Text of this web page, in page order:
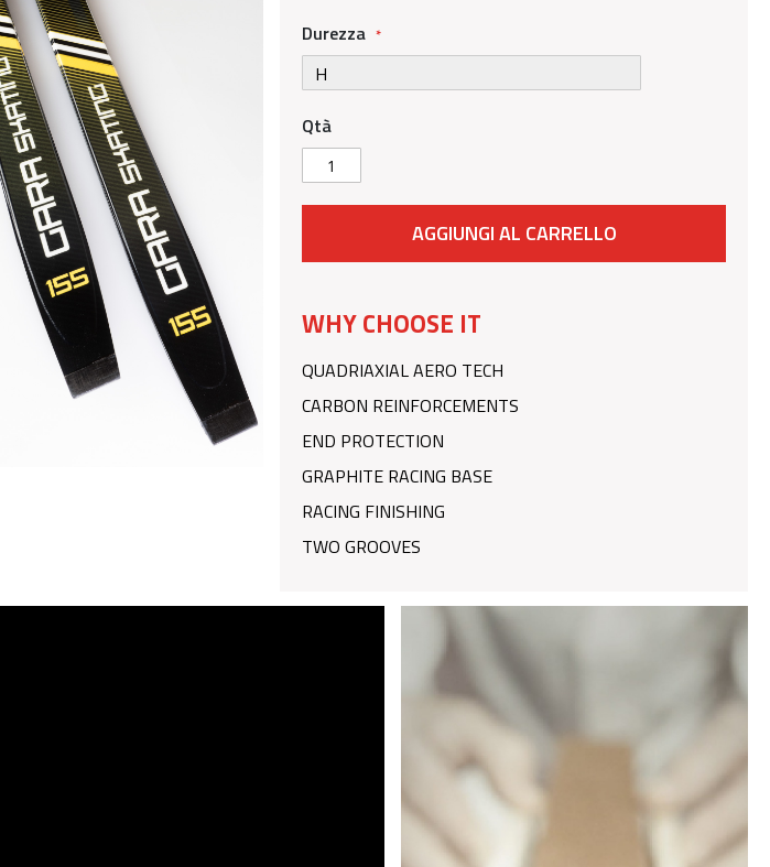
Durezza
Qtà
AGGIUNGI AL CARRELLO
WHY CHOOSE IT
QUADRIAXIAL AERO TECH
CARBON REINFORCEMENTS
END PROTECTION
GRAPHITE RACING BASE
RACING FINISHING
TWO GROOVES